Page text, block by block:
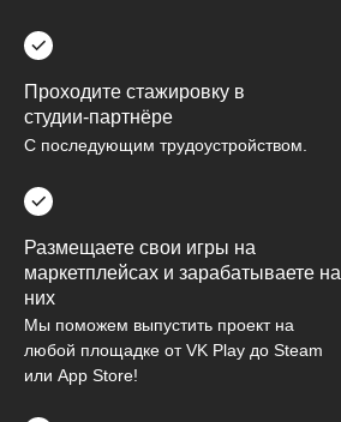
Проходите стажировку в
студии-партнёре
С последующим трудоустройством.
Размещаете свои игры на
маркетплейсах и зарабатываете на
них
Мы поможем выпустить проект на
любой площадке от VK Play до Steam
или App Store!